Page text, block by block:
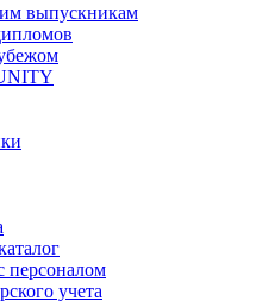
выпускникам
персоналом
учета